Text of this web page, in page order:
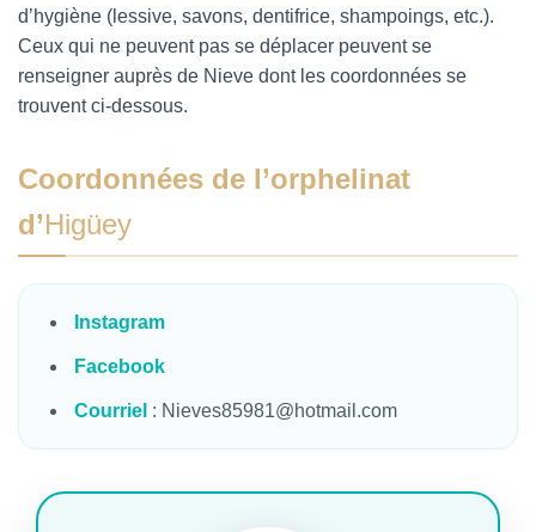
d’hygiène (lessive, savons, dentifrice, shampoings, etc.).
Ceux qui ne peuvent pas se déplacer peuvent se
renseigner auprès de Nieve dont les coordonnées se
trouvent ci-dessous.
Coordonnées de l’orphelinat
d’Higüey
Instagram
Facebook
Courriel : Nieves85981@hotmail.com